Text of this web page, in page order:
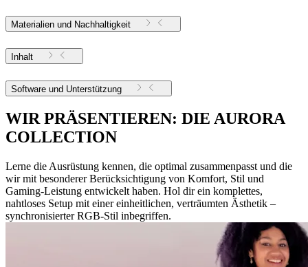
Materialien und Nachhaltigkeit
Inhalt
Software und Unterstützung
WIR PRÄSENTIEREN: DIE AURORA
COLLECTION
Lerne die Ausrüstung kennen, die optimal zusammenpasst und die
wir mit besonderer Berücksichtigung von Komfort, Stil und
Gaming-Leistung entwickelt haben. Hol dir ein komplettes,
nahtloses Setup mit einer einheitlichen, verträumten Ästhetik –
synchronisierter RGB-Stil inbegriffen.